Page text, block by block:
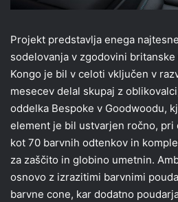
Projekt predstavlja enega
sodelovanja v zgodovini
Kongo je bil v celoti vključen v
mesecev delal skupaj z
oddelka Bespoke v Goodwoodu,
element je bil ustvarjen ročno, pri
kot 70 barvnih odtenkov in
za zaščito in globino umetnin.
osnovo z izrazitimi barvnimi
barvne cone, kar dodatno